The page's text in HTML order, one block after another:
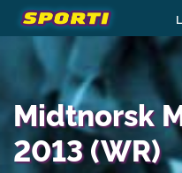
Midtnorsk
2013 (WR)